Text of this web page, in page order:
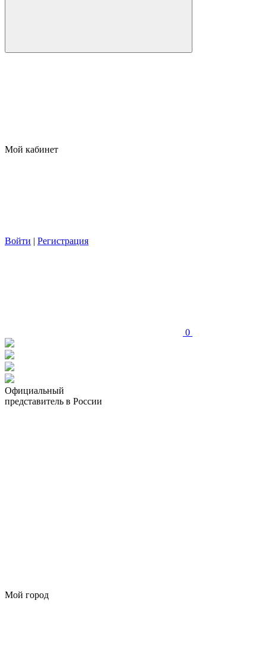
Мой кабинет
Войти | Регистрация
0
Официальный
представитель в России
Мой город